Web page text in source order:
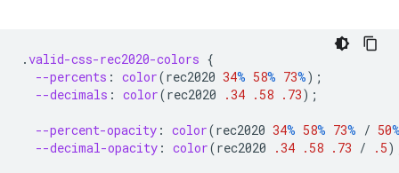
.valid-css-rec2020-colors {
--percents : color(rec2020 34% 58% 73%);
--decimals : color(rec2020 .34 .58 .73);
--percent-opacity : color(rec2020 34% 58% 73% / 50
--decimal-opacity : color(rec2020 .34 .58 .73 / .5